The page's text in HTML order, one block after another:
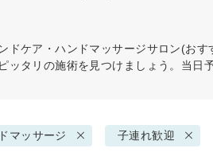
ドケア・ハンドマッサージサロン(おす
ッタリの施術を見つけましょう。当日
マッサージ 子連れ歓迎